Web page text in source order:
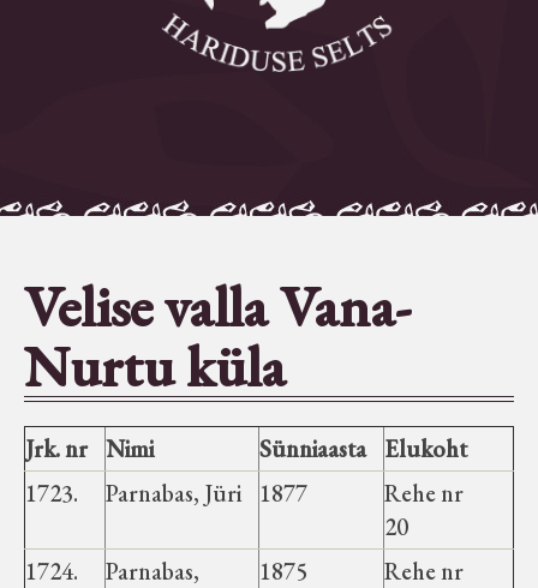
Sillaotsa Talumuuseum
Seltsid-ühingud
Aiandus
Tuletõrje
Õpperada
Velise valla Vana-
Nurtu küla
Jrk. nr Nimi Sünniaasta
Elukoht
1723.
Parnabas, Jüri 1877
Rehe nr
20
1724.
Parnabas,
1875
Rehe nr